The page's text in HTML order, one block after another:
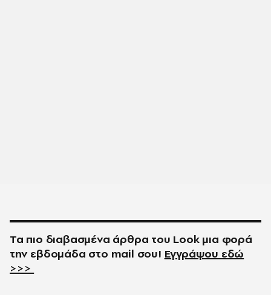
Τα πιο διαβασμένα άρθρα του Look μια φορά
την εβδομάδα στο mail σου! Εγγράψου εδώ
>>>